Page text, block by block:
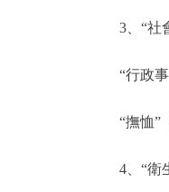
3、“社
“行政
“撫恤”
4、“衛